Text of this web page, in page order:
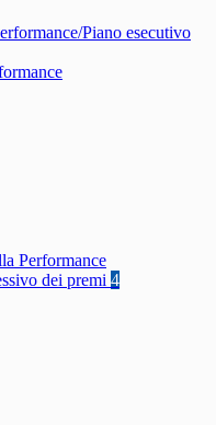
Piano esecutivo
Performance
dei premi 4